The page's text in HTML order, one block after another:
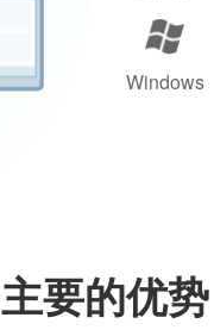
Windows
主要的优势